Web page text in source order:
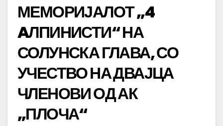
МЕМОРИЈАЛОТ „4
AЛПИНИСТИ“ НА
СОЛУНСКА ГЛАВА, СО
УЧЕСТВО НА ДВАЈЦА
ЧЛЕНОВИ ОД АК
„ПЛОЧА“